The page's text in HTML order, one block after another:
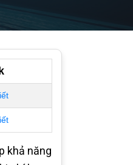
khả năng